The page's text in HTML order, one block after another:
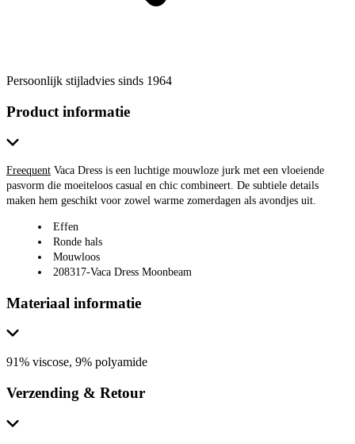
Persoonlijk stijladvies sinds 1964
Product informatie
Freequent Vaca Dress is een luchtige mouwloze jurk met een vloeiende
pasvorm die moeiteloos casual en chic combineert. De subtiele details
maken hem geschikt voor zowel warme zomerdagen als avondjes uit.
Effen
Ronde hals
Mouwloos
208317-Vaca Dress Moonbeam
Materiaal informatie
91% viscose, 9% polyamide
Verzending & Retour